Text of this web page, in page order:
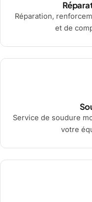
Réparation,
et de
Service de soudure
votre